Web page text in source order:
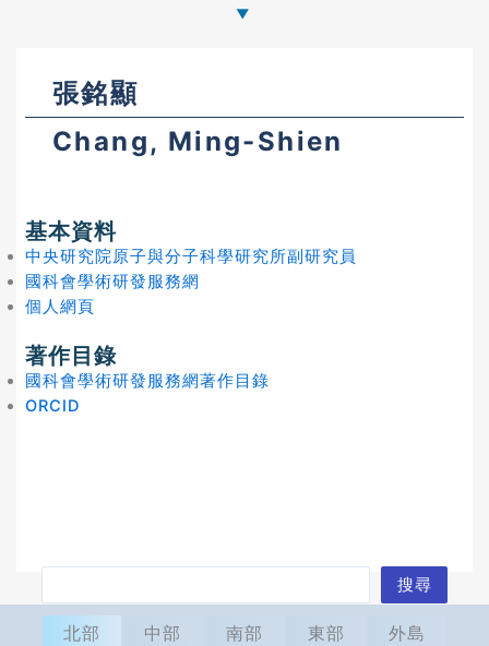
張銘顯
Chang, Ming-Shien
基本資料
中央研究院原子與分子科學研究所副研究員
國科會學術研發服務網
個人網頁
著作目錄
國科會學術研發服務網著作目錄
ORCID
尋
搜尋
北部 中部 南部 東部 外島